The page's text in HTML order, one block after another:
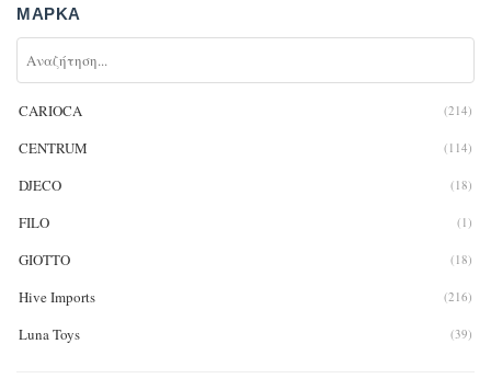
ΜΆΡΚΑ
CARIOCA (214)
CENTRUM (114)
DJECO (18)
FILO (1)
GIOTTO (18)
Hive Imports (216)
Luna Toys (39)